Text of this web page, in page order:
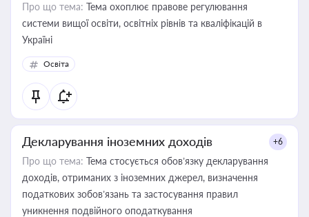
Про що тема: Тема охоплює правове регулювання
системи вищої освіти, освітніх рівнів та кваліфікацій в
Україні
Освіта
Декларування іноземних доходів +6
Про що тема: Тема стосується обов’язку декларування
доходів, отриманих з іноземних джерел, визначення
податкових зобов’язань та застосування правил
уникнення подвійного оподаткування